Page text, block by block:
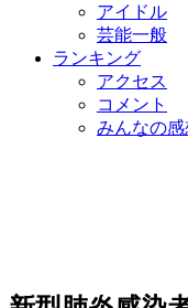
アイドル
芸能一般
ランキング
アクセス
コメント
みんなの感